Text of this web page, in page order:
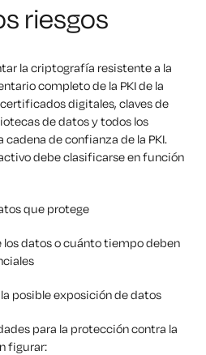
riesgos
la criptografía resistente a la
completo de la PKI de la
digitales, claves de
de datos y todos los
de confianza de la PKI.
debe clasificarse en función
que protege
los datos o cuánto tiempo deben
posible exposición de datos
para la protección contra la
figurar: